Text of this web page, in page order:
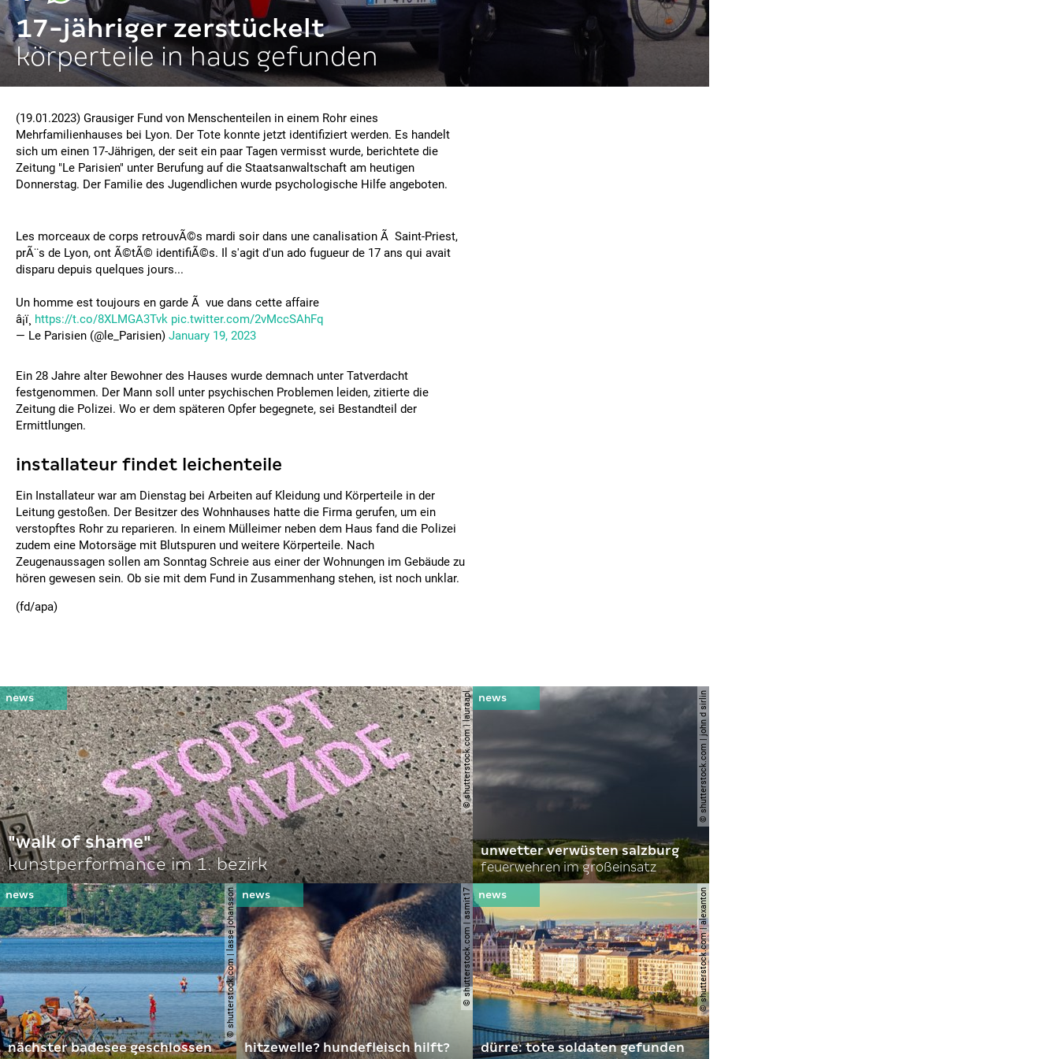
17-jähriger zerstückelt
körperteile in haus gefunden
(19.01.2023) Grausiger Fund von Menschenteilen in einem Rohr eines
Mehrfamilienhauses bei Lyon. Der Tote konnte jetzt identifiziert werden. Es handelt
sich um einen 17-Jährigen, der seit ein paar Tagen vermisst wurde, berichtete die
Zeitung "Le Parisien" unter Berufung auf die Staatsanwaltschaft am heutigen
Donnerstag. Der Familie des Jugendlichen wurde psychologische Hilfe angeboten.
Les morceaux de corps retrouvÃ©s mardi soir dans une canalisation Ã Saint-Priest,
prÃ¨s de Lyon, ont Ã©tÃ© identifiÃ©s. Il s'agit d'un ado fugueur de 17 ans qui avait
disparu depuis quelques jours...
Un homme est toujours en garde Ã vue dans cette affaire
â¡ï¸ https://t.co/8XLMGA3Tvk pic.twitter.com/2vMccSAhFq
— Le Parisien (@le_Parisien) January 19, 2023
Ein 28 Jahre alter Bewohner des Hauses wurde demnach unter Tatverdacht
festgenommen. Der Mann soll unter psychischen Problemen leiden, zitierte die
Zeitung die Polizei. Wo er dem späteren Opfer begegnete, sei Bestandteil der
Ermittlungen.
installateur findet leichenteile
Ein Installateur war am Dienstag bei Arbeiten auf Kleidung und Körperteile in der
Leitung gestoßen. Der Besitzer des Wohnhauses hatte die Firma gerufen, um ein
verstopftes Rohr zu reparieren. In einem Mülleimer neben dem Haus fand die Polizei
zudem eine Motorsäge mit Blutspuren und weitere Körperteile. Nach
Zeugenaussagen sollen am Sonntag Schreie aus einer der Wohnungen im Gebäude zu
hören gewesen sein. Ob sie mit dem Fund in Zusammenhang stehen, ist noch unklar.
(fd/apa)
© shutterstock.com | lauraapl
"walk of shame"
kunstperformance im 1. bezirk
© shutterstock.com | john d sirlin
unwetter verwüsten salzburg
feuerwehren im großeinsatz
© shutterstock.com | lasse johansson
nächster badesee geschlossen
© shutterstock.com | asmit17
hitzewelle? hundefleisch hilft?
© shutterstock.com | alexanton
dürre: tote soldaten gefunden